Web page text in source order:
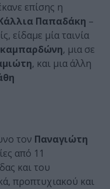
επίσης η
Παπαδάκη –
είδαμε μία ταινία
, μια σε
, και μια άλλη
τον Παναγιώτη
από 11
και του
προπτυχιακού και